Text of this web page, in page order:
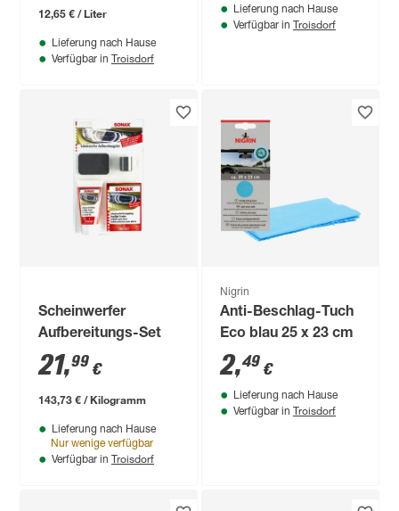
12,65 € / Liter
Lieferung nach Hause
Verfügbar in Troisdorf
Lieferung nach Hause
Verfügbar in Troisdorf
Scheinwerfer
Aufbereitungs-Set
21,99 €
143,73 € / Kilogramm
Lieferung nach Hause
Nur wenige verfügbar
Verfügbar in Troisdorf
Nigrin
Anti-Beschlag-Tuch
Eco blau 25 x 23 cm
2,49 €
Lieferung nach Hause
Verfügbar in Troisdorf